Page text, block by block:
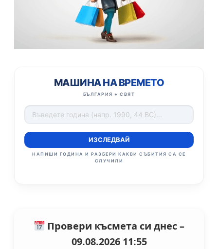
МАШИНА НА ВРЕМЕТО
БЪЛГАРИЯ + СВЯТ
ИЗСЛЕДВАЙ
НАПИШИ ГОДИНА И РАЗБЕРИ КАКВИ СЪБИТИЯ СА СЕ
СЛУЧИЛИ
Провери късмета си днес –
09.08.2026 11:55